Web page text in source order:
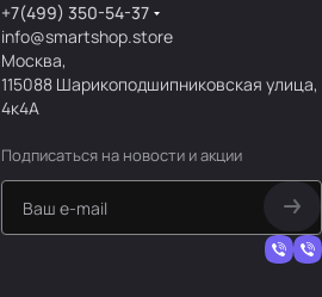
+7(499) 350-54-37
info@smartshop.store
Москва,
115088 Шарикоподшипниковская улица,
4к4А
Подписаться на новости и акции